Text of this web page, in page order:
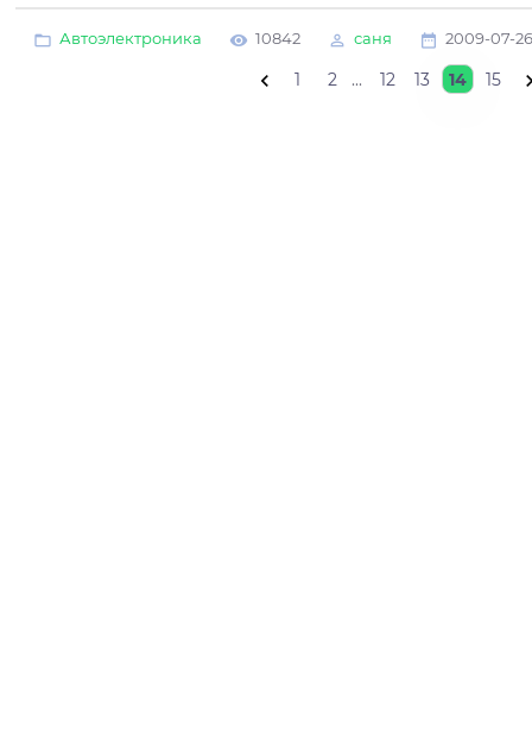
Автоэлектроника 10842 саня 2009-07-26
1 2 ... 12 13 14 15